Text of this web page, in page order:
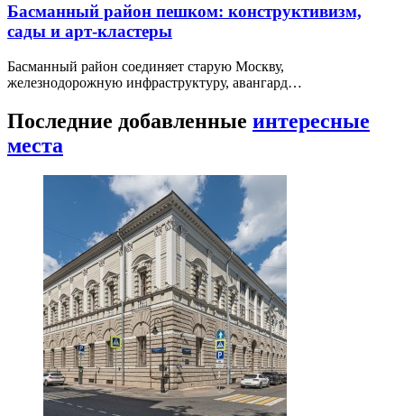
Басманный район пешком: конструктивизм,
сады и арт-кластеры
Басманный район соединяет старую Москву,
железнодорожную инфраструктуру, авангард…
Последние добавленные интересные
места